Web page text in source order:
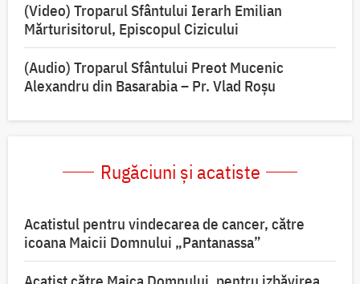
(Video) Troparul Sfântului Ierarh Emilian
Mărturisitorul, Episcopul Cizicului
(Audio) Troparul Sfântului Preot Mucenic
Alexandru din Basarabia – Pr. Vlad Roșu
Rugăciuni și acatiste
Acatistul pentru vindecarea de cancer, către
icoana Maicii Domnului „Pantanassa”